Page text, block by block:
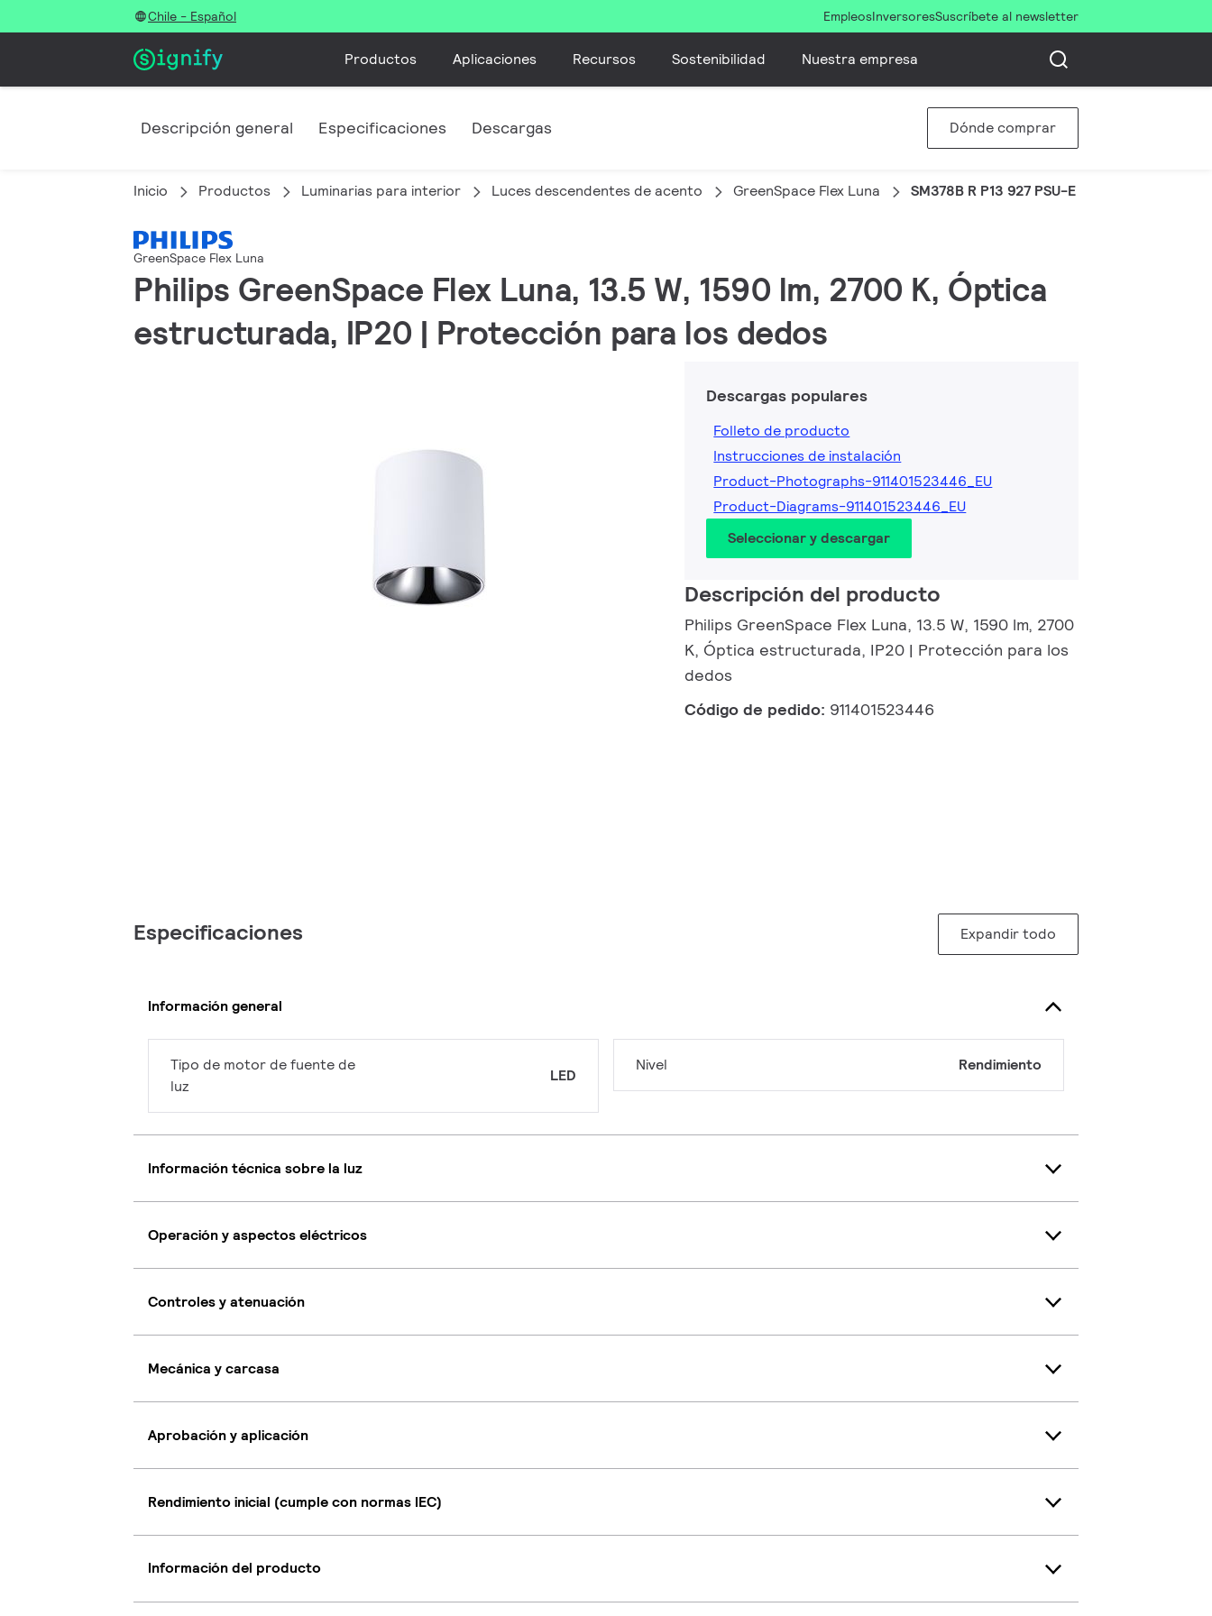
Chile - Español EmpleosInversoresSuscríbete al newsletter
Productos Aplicaciones Recursos Sostenibilidad Nuestra empresa
Descripción general Especificaciones Descargas Dónde comprar
Inicio Productos Luminarias para interior Luces descendentes de acento GreenSpace Flex Luna SM378B R P13 927 PSU-E NB D100 G-TT PRO
GreenSpace Flex Luna
Philips GreenSpace Flex Luna, 13.5 W, 1590 lm, 2700 K, Óptica
estructurada, IP20 | Protección para los dedos
Descargas populares
Folleto de producto
Instrucciones de instalación
Product-Photographs-911401523446_EU
Product-Diagrams-911401523446_EU
Seleccionar y descargar
Descripción del producto
Philips GreenSpace Flex Luna, 13.5 W, 1590 lm, 2700
K, Óptica estructurada, IP20 | Protección para los
dedos
Código de pedido: 911401523446
Especificaciones Expandir todo
Información general
Tipo de motor de fuente de
luz
LED
Nivel Rendimiento
Información técnica sobre la luz
Operación y aspectos eléctricos
Controles y atenuación
Mecánica y carcasa
Aprobación y aplicación
Rendimiento inicial (cumple con normas IEC)
Información del producto